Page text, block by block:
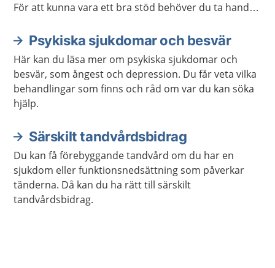
För att kunna vara ett bra stöd behöver du ta hand
Psykiska sjukdomar och besvär
Här kan du läsa mer om psykiska sjukdomar och
besvär, som ångest och depression. Du får veta vilka
behandlingar som finns och råd om var du kan söka
hjälp.
Särskilt tandvårdsbidrag
Du kan få förebyggande tandvård om du har en
sjukdom eller funktionsnedsättning som påverkar
tänderna. Då kan du ha rätt till särskilt
tandvårdsbidrag.